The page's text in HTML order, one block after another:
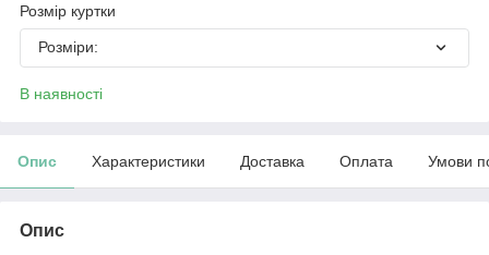
Розмір куртки
Розміри:
В наявності
Опис Характеристики Доставка Оплата Умови
Опис